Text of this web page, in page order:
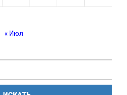
« Июл